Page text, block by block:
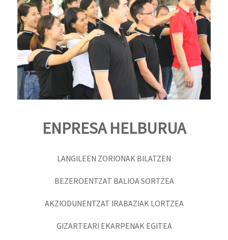
ENPRESA HELBURUA
LANGILEEN ZORIONAK BILATZEN
BEZEROENTZAT BALIOA SORTZEA
AKZIODUNENTZAT IRABAZIAK LORTZEA
GIZARTEARI EKARPENAK EGITEA